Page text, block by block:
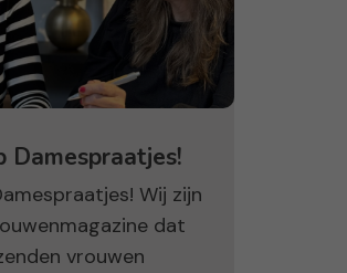
Damespraatjes!
Wij zijn
dat
vrouwen